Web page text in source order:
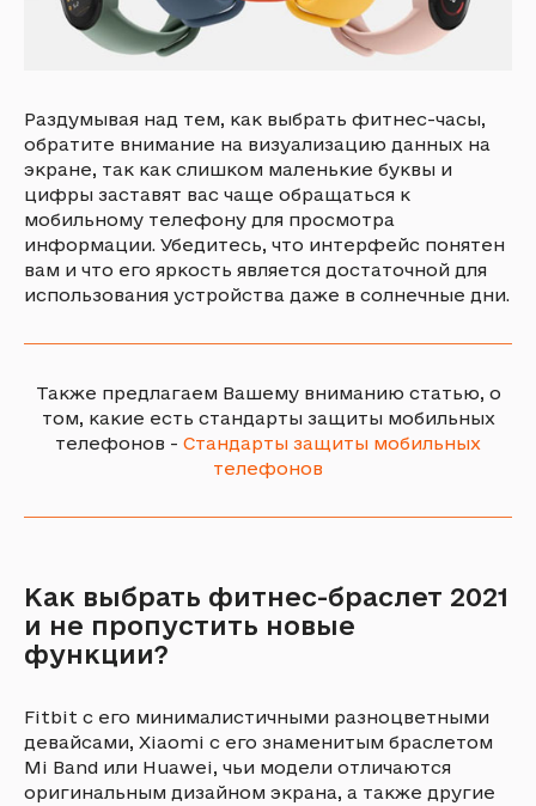
Раздумывая над тем, как выбрать фитнес-часы,
обратите внимание на визуализацию данных на
экране, так как слишком маленькие буквы и
цифры заставят вас чаще обращаться к
мобильному телефону для просмотра
информации. Убедитесь, что интерфейс понятен
вам и что его яркость является достаточной для
использования устройства даже в солнечные дни.
Также предлагаем Вашему вниманию статью, о
том, какие есть стандарты защиты мобильных
телефонов - Стандарты защиты мобильных
телефонов
Как выбрать фитнес-браслет 2021
и не пропустить новые
функции?
Fitbit с его минималистичными разноцветными
девайсами, Xiaomi с его знаменитым браслетом
Mi Band или Huawei, чьи модели отличаются
оригинальным дизайном экрана, а также другие